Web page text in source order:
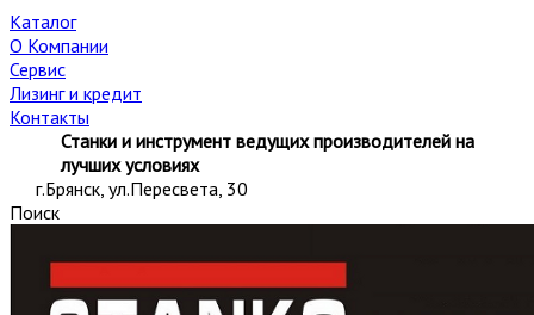
Каталог
О Компании
Сервис
Лизинг и кредит
Контакты
Станки и инструмент ведущих производителей на
лучших условиях
г.Брянск, ул.Пересвета, 30
Поиск